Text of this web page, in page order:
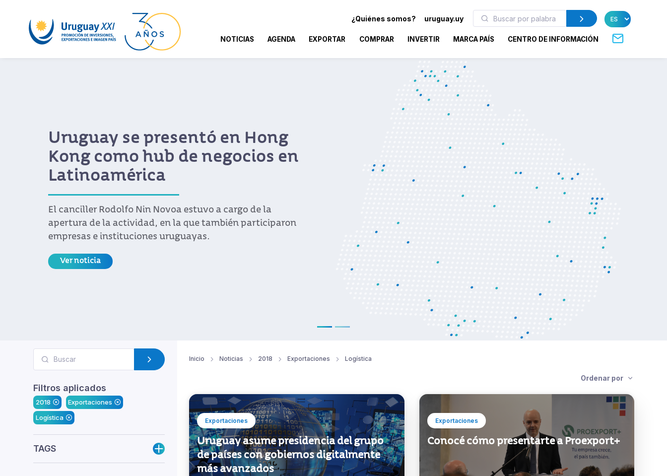
¿Quiénes somos? uruguay.uy
NOTICIAS AGENDA EXPORTAR COMPRAR INVERTIR MARCA PAÍS CENTRO DE INFORMACIÓN
Uruguay se presentó en Hong
Kong como hub de negocios en
Latinoamérica
El canciller Rodolfo Nin Novoa estuvo a cargo de la
apertura de la actividad, en la que también participaron
empresas e instituciones uruguayas.
Ver noticia
Filtros aplicados
2018
Exportaciones
Logística
TAGS
Inicio Noticias 2018 Exportaciones Logística
Ordenar por
Exportaciones
Uruguay asume presidencia del grupo
de países con gobiernos digitalmente
más avanzados
Exportaciones
Conocé cómo presentarte a Proexport+